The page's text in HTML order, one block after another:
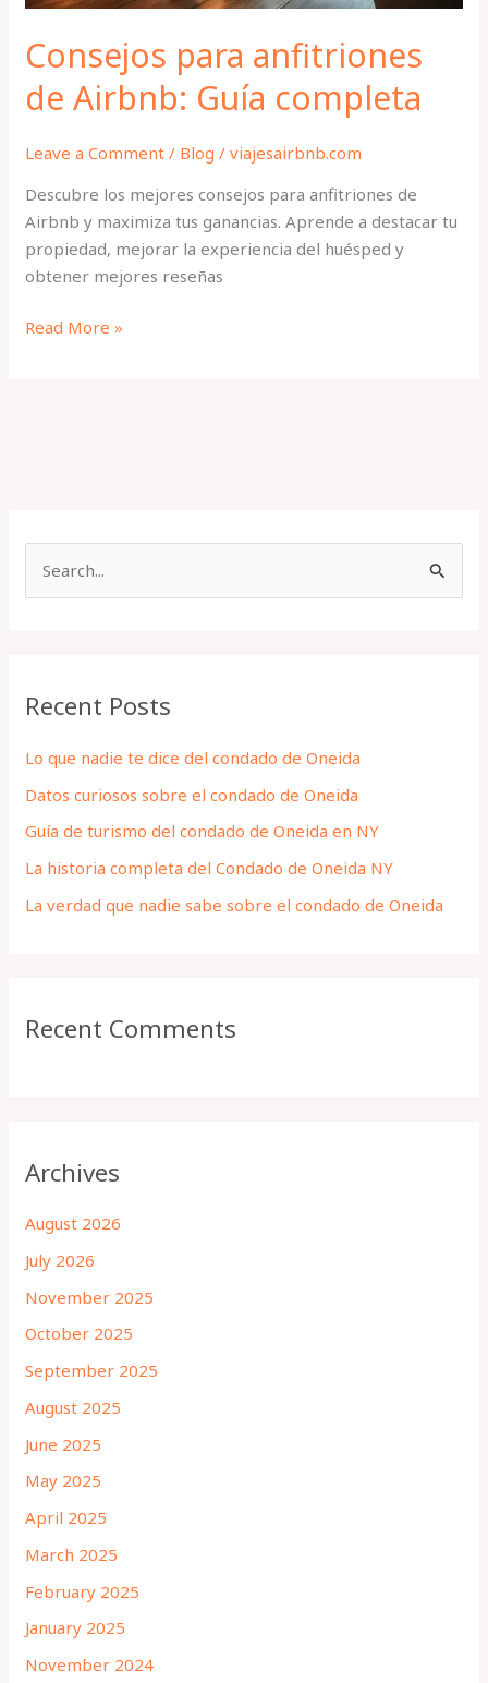
Consejos para anfitriones
de Airbnb: Guía completa
Leave a Comment / Blog /viajesairbnb.com
Descubre los mejores consejos para anfitriones de
Airbnb y maximiza tus ganancias. Aprende a destacar tu
propiedad, mejorar la experiencia del huésped y
obtener mejores reseñas
Read More »
c
f
o
r
:
Recent Posts
Lo que nadie te dice del condado de Oneida
Datos curiosos sobre el condado de Oneida
Guía de turismo del condado de Oneida en NY
La historia completa del Condado de Oneida NY
La verdad que nadie sabe sobre el condado de Oneida
Recent Comments
Archives
August 2026
July 2026
November 2025
October 2025
September 2025
August 2025
June 2025
May 2025
April 2025
March 2025
February 2025
January 2025
November 2024